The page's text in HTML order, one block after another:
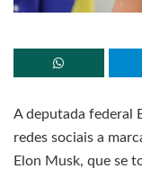
A deputada federal
redes sociais a
Elon Musk, que se